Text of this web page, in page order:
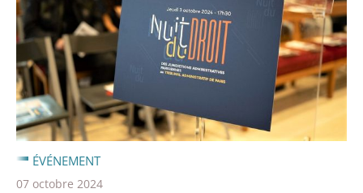
ÉVÉNEMENT
07 octobre 2024